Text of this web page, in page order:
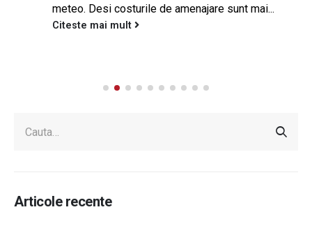
meteo. Desi costurile de amenajare sunt mai...
Citeste mai mult
Articole recente